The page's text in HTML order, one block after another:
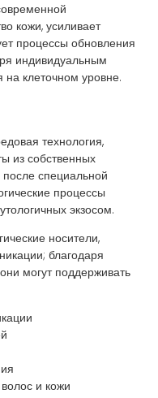
кожи, усиливает
процессы обновления
индивидуальным
на клеточном уровне.
технология,
из собственных
специальной
процессы
экзосом.
носители,
благодаря
могут поддерживать
и кожи